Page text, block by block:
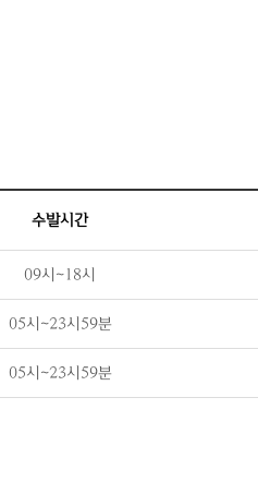
수발시간
09시~18시
05시~23시59분
05시~23시59분